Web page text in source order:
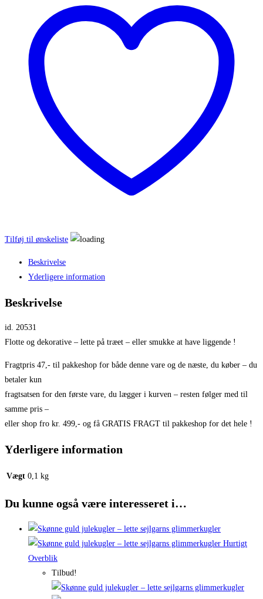
glimmerkugler
Tilføj til ønskeliste
Beskrivelse
Yderligere information
Beskrivelse
id. 20531
Flotte og dekorative – lette på træet – eller smukke at have liggende !
Fragtpris 47,- til pakkeshop for både denne vare og de næste, du køber – du
betaler kun
fragtsatsen for den første vare, du lægger i kurven – resten følger med til
samme pris –
eller shop fro kr. 499,- og få GRATIS FRAGT til pakkeshop for det hele !
Yderligere information
Vægt 0,1 kg
Du kunne også være interesseret i…
Hurtigt
Overblik
Tilbud!